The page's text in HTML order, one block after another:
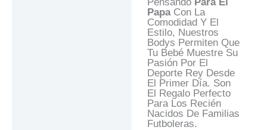
PapaCon La
Comodidad Y El
Estilo, Nuestros
Bodys Permiten Que
Tu Bebé Muestre Su
Pasión Por El
Deporte Rey Desde
El Primer Día. Son
El Regalo Perfecto
Para Los Recién
Nacidos De Familias
Futboleras.